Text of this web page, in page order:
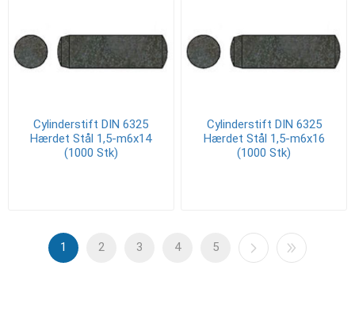
Cylinderstift DIN 6325
Hærdet Stål 1,5-m6x14
(1000 Stk)
Cylinderstift DIN 6325
Hærdet Stål 1,5-m6x16
(1000 Stk)
1 2 3 4 5